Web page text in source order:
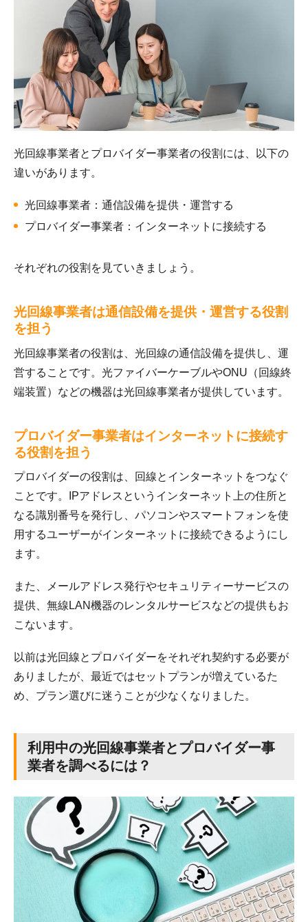
光回線事業者とプロバイダー事業者の役割には、以下の
違いがあります。
光回線事業者：通信設備を提供・運営する
プロバイダー事業者：インターネットに接続する
それぞれの役割を見ていきましょう。
光回線事業者は通信設備を提供・運営する役割
を担う
光回線事業者の役割は、光回線の通信設備を提供し、運
営することです。光ファイバーケーブルやONU（回線終
端装置）などの機器は光回線事業者が提供しています。
プロバイダー事業者はインターネットに接続す
る役割を担う
プロバイダーの役割は、回線とインターネットをつなぐ
ことです。IPアドレスというインターネット上の住所と
なる識別番号を発行し、パソコンやスマートフォンを使
用するユーザーがインターネットに接続できるようにし
ます。
また、メールアドレス発行やセキュリティーサービスの
提供、無線LAN機器のレンタルサービスなどの提供もお
こないます。
以前は光回線とプロバイダーをそれぞれ契約する必要が
ありましたが、最近ではセットプランが増えているた
め、プラン選びに迷うことが少なくなりました。
利用中の光回線事業者とプロバイダー事
業者を調べるには？